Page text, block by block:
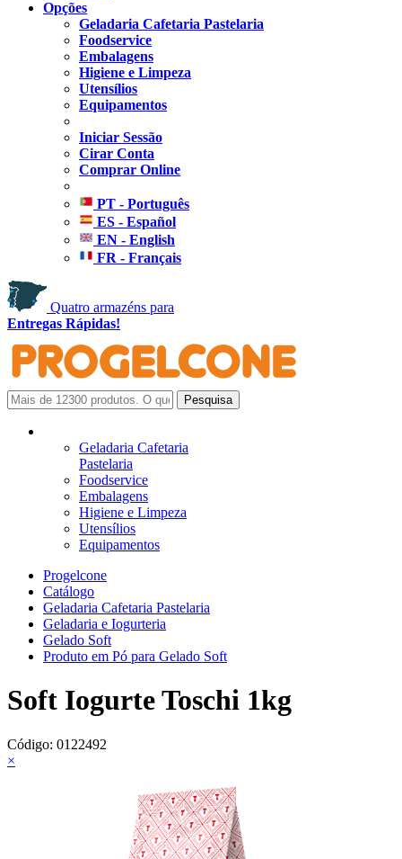
Opções
Geladaria Cafetaria Pastelaria
Foodservice
Embalagens
Higiene e Limpeza
Utensílios
Equipamentos
Iniciar Sessão
Cirar Conta
Comprar Online
PT - Português
ES - Español
EN - English
FR - Français
Quatro armazéns para
Entregas Rápidas!
Geladaria Cafetaria
Pastelaria
Foodservice
Embalagens
Higiene e Limpeza
Utensílios
Equipamentos
Progelcone
Catálogo
Geladaria Cafetaria Pastelaria
Geladaria e Iogurteria
Gelado Soft
Produto em Pó para Gelado Soft
Soft Iogurte Toschi 1kg
Código: 0122492
×